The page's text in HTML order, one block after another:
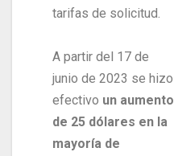
tarifas de solicitud.
A partir del 17 de
junio de 2023 se hizo
efectivo un aumento
de 25 dólares en la
mayoría de